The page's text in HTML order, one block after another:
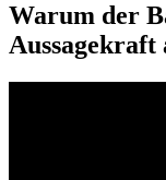
Warum der
Aussagekraft